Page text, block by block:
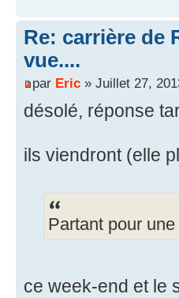
Re: carrière de
vue....
par Eric » Juillet 27,
désolé, réponse
ils viendront (elle
Partant pour
ce week-end et le